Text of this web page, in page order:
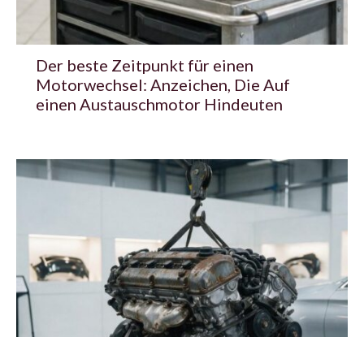
Der beste Zeitpunkt für einen
Motorwechsel: Anzeichen, Die Auf
einen Austauschmotor Hindeuten